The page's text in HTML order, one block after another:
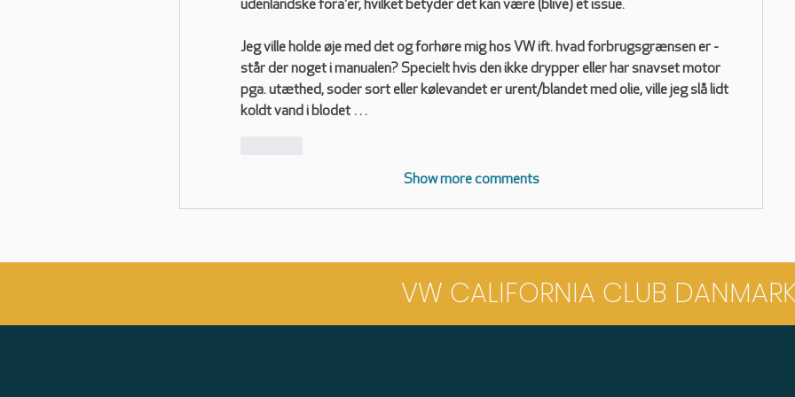
udenlandske fora'er, hvilket betyder det kan være (blive) et issue.
Jeg ville holde øje med det og forhøre mig hos VW ift. hvad forbrugsgrænsen er -
står der noget i manualen? Specielt hvis den ikke drypper eller har snavset motor
pga. utæthed, soder sort eller kølevandet er urent/blandet med olie, ville jeg slå lidt
koldt vand i blodet …
Show more comments
VW CALIFORNIA CLUB